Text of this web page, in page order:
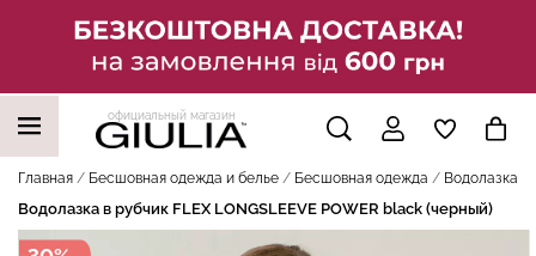
официальный магазин
Главная Бесшовная одежда и белье Бесшовная одежда Водолазка в
Водолазка в рубчик FLEX LONGSLEEVE POWER black (черный)
НАШИ ТРЕНДОВЫЕ ТОВАРЫ